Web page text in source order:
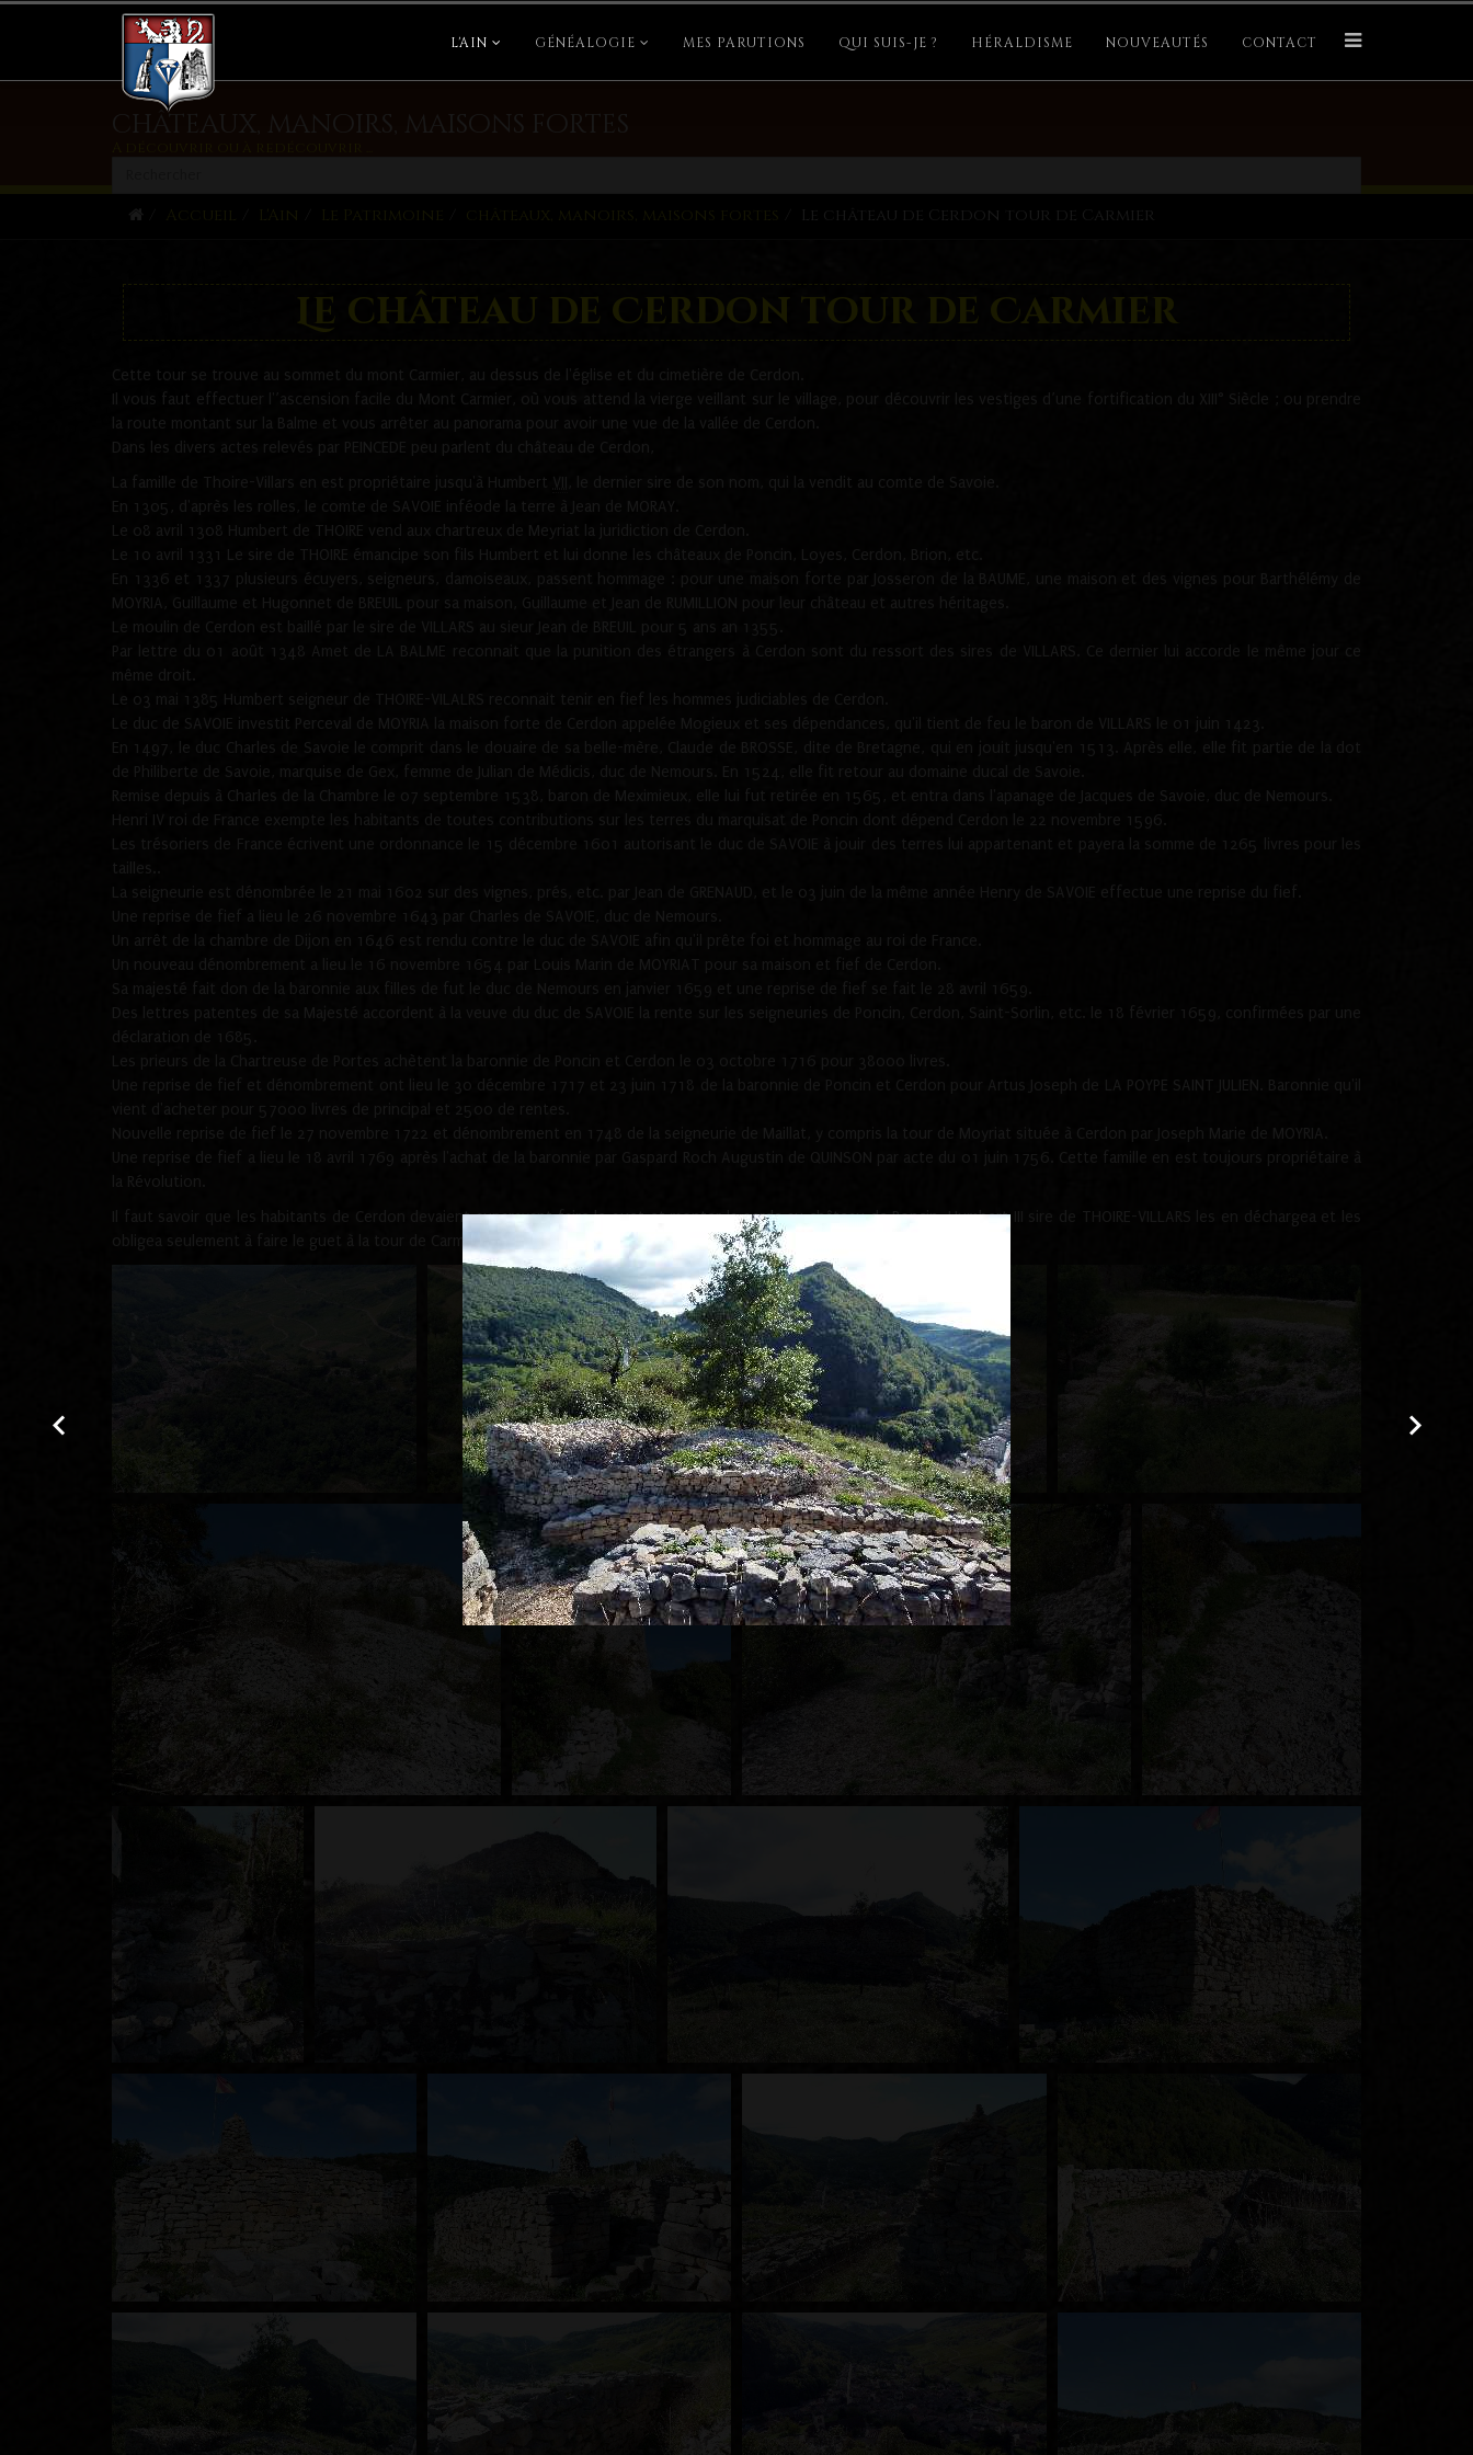
L'AIN GÉNÉALOGIE MES PARUTIONS QUI SUIS-JE ? HÉRALDISME NOUVEAUTÉS CONTACT
châteaux, manoirs, maisons fortes
Le château de Cerdon tour de Carmier
Le château de Cerdon tour de Carmier
Cette tour se trouve au sommet du mont Carmier, au dessus de l'église et du cimetière de Cerdon.
Il vous faut effectuer l'’ascension facile du Mont Carmier, où vous attend la vierge veillant sur le village, pour découvrir les vestiges d’une fortification du XIII° Siècle ; ou prendre
la route montant sur la Balme et vous arrêter au panorama pour avoir une vue de la vallée de Cerdon.
Dans les divers actes relevés par PEINCEDE peu parlent du château de Cerdon,
La famille de Thoire-Villars en est propriétaire jusqu'à
Humbert
, le dernier sire de son nom, qui la vendit au comte de Savoie.
En 1305, d'après les rolles, le comte de SAVOIE inféode la terre à Jean de MORAY.
Le 08 avril 1308 Humbert de THOIRE vend aux chartreux de Meyriat la juridiction de Cerdon.
Le 10 avril 1331 Le sire de THOIRE émancipe son fils Humbert et lui donne les châteaux de Poncin, Loyes, Cerdon, Brion, etc.
En 1336 et 1337 plusieurs écuyers, seigneurs, damoiseaux, passent hommage : pour une maison forte par Josseron de la BAUME, une maison et des vignes pour Barthélémy de
MOYRIA, Guillaume et Hugonnet de BREUIL pour sa maison, Guillaume et Jean de RUMILLION pour leur château et autres héritages.
Le moulin de Cerdon est baillé par le sire de VILLARS au sieur Jean de BREUIL pour 5 ans an 1355.
Par lettre du 01 août 1348 Amet de LA BALME reconnait que la punition des étrangers à Cerdon sont du ressort des sires de VILLARS. Ce dernier lui accorde le même jour ce
même droit.
Le 03 mai 1385 Humbert seigneur de THOIRE-VILALRS reconnait tenir en fief les hommes judiciables de Cerdon.
Le duc de SAVOIE investit Perceval de MOYRIA la maison forte de Cerdon appelée Mogieux et ses dépendances, qu'il tient de feu le baron de VILLARS le 01 juin 1423.
En 1497, le duc Charles de Savoie le comprit dans le douaire de sa belle-mère, Claude de BROSSE, dite de Bretagne, qui en jouit jusqu'en 1513. Après elle, elle fit partie de la dot
de Philiberte de Savoie, marquise de Gex, femme de Julian de Médicis, duc de Nemours. En 1524, elle fit retour au domaine ducal de Savoie.
Remise depuis à Charles de la Chambre le 07 septembre 1538, baron de Meximieux, elle lui fut retirée en 1565, et entra dans l'apanage de Jacques de Savoie, duc de Nemours.
Henri IV roi de France exempte les habitants de toutes contributions sur les terres du marquisat de Poncin dont dépend Cerdon le 22 novembre 1596.
Les trésoriers de France écrivent une ordonnance le 15 décembre 1601 autorisant le duc de SAVOIE à jouir des terres lui appartenant et payera la somme de 1265 livres pour les
tailles..
La seigneurie est dénombrée le 21 mai 1602 sur des vignes, prés, etc. par Jean de GRENAUD, et le 03 juin de la même année Henry de SAVOIE effectue une reprise du fief.
Une reprise de fief a lieu le 26 novembre 1643 par Charles de SAVOIE, duc de Nemours.
Un arrêt de la chambre de Dijon en 1646 est rendu contre le duc de SAVOIE afin qu'il prête foi et hommage au roi de France.
Un nouveau dénombrement a lieu le 16 novembre 1654 par Louis Marin de MOYRIAT pour sa maison et fief de Cerdon.
Sa majesté fait don de la baronnie aux filles de fut le duc de Nemours en janvier 1659 et une reprise de fief se fait le 28 avril 1659.
Des lettres patentes de sa Majesté accordent à la veuve du duc de SAVOIE la rente sur les seigneuries de Poncin, Cerdon, Saint-Sorlin, etc. le 18 février 1659, confirmées par une
déclaration de 1685.
Les prieurs de la Chartreuse de Portes achètent la baronnie de Poncin et Cerdon le 03 octobre 1716 pour 38000 livres.
Une reprise de fief et dénombrement ont lieu le 30 décembre 1717 et 23 juin 1718 de la baronnie de Poncin et Cerdon pour Artus Joseph de LA POYPE SAINT JULIEN. Baronnie qu'il
vient d'acheter pour 57000 livres de principal et 2500 de rentes.
Nouvelle reprise de fief le 27 novembre 1722 et dénombrement en 1748 de la seigneurie de Maillat, y compris la tour de Moyriat située à Cerdon par Joseph Marie de MOYRIA.
Une reprise de fief a lieu le 18 avril 1769 après l'achat de la baronnie par Gaspard Roch Augustin de QUINSON par acte du 01 juin 1756. Cette famille en est toujours propriétaire à
la Révolution.
Il faut savoir que les habitants de Cerdon devaient auparavant faire le guet et monter la garde au château de Poncin. Humbert III sire de THOIRE-VILLARS les en déchargea et les
obligea seulement à faire le guet à la tour de Carmier.